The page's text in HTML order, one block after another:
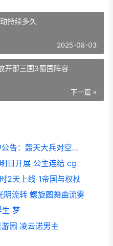
持续多久
2025-08-03
开那三国3蜀国阵容
下一篇 »
《龙石战争》8月5日维护公告：轰天大兵对空能力增强 《龙石战争》手游今日首发上线
日开展 公主连结 cg
2天上线 1帝国与权杖
阴流转 螺旋圆舞曲流雾
生 梦
游园 凌云诺男主